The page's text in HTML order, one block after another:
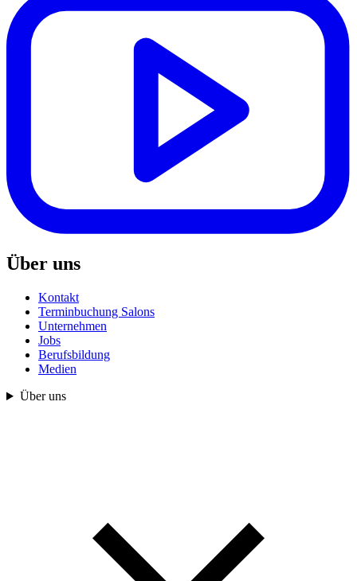
Über uns
Kontakt
Terminbuchung Salons
Unternehmen
Jobs
Berufsbildung
Medien
Über uns